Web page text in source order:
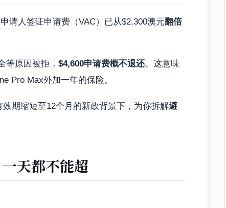
请人签证申请费（VAC）已从$2,300澳元翻倍
等原因被拒，$4,600申请费概不退还。这意味
Pro Max外加一年的保险。
期缩短至12个月的新政背景下，为你拆解避
天都不能超